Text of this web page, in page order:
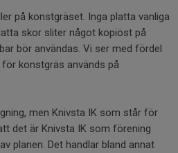
på konstgräset. Inga platta vanliga
skor sliter något kopiöst på
bör användas. Vi ser med fördel
konstgräs används på
men Knivsta IK som står för
det är Knivsta IK som förening
planen. Det handlar bland annat